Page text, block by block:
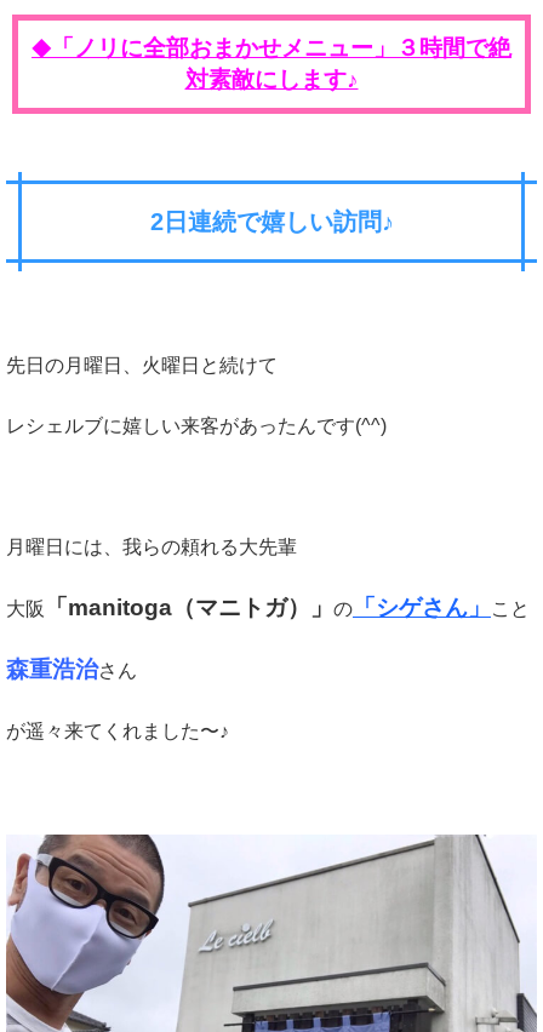
◆
「ノリに全部おまかせメニュー」３時間で絶
対素敵にします♪
2日連続で嬉しい訪問♪
先日の月曜日、火曜日と続けて
レシェルブに嬉しい来客があったんです(^^)
月曜日には、我らの頼れる大先輩
大阪 「manitoga（マニトガ）」 の 「シゲさん」 こと
森重浩治さん
が遥々来てくれました〜♪